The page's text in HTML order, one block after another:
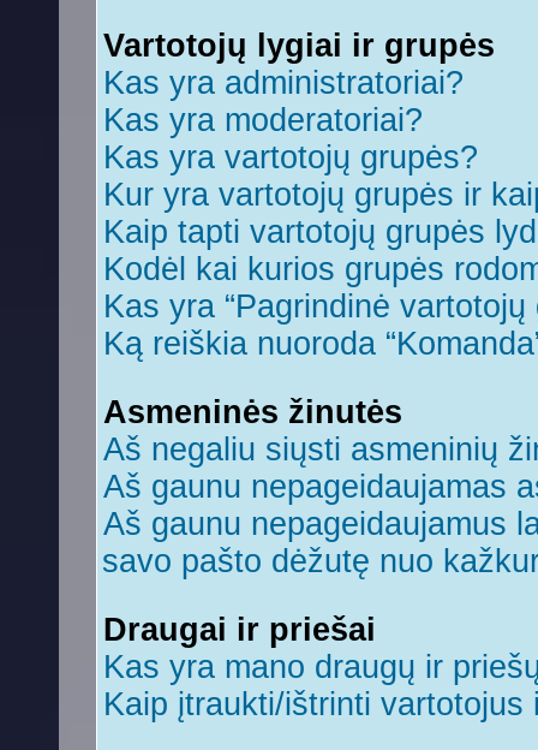
Vartotojų lygiai ir grupės
Kas yra administratoriai?
Kas yra moderatoriai?
Kas yra vartotojų grupės?
Kur yra vartotojų grupės ir
Kaip tapti vartotojų grupės
Kodėl kai kurios grupės
Kas yra “Pagrindinė vartotojų
Ką reiškia nuoroda
Asmeninės žinutės
Aš negaliu siųsti asmeninių
Aš gaunu nepageidaujamas
Aš gaunu nepageidaujamus
savo pašto dėžutę nuo
Draugai ir priešai
Kas yra mano draugų ir
Kaip įtraukti/ištrinti